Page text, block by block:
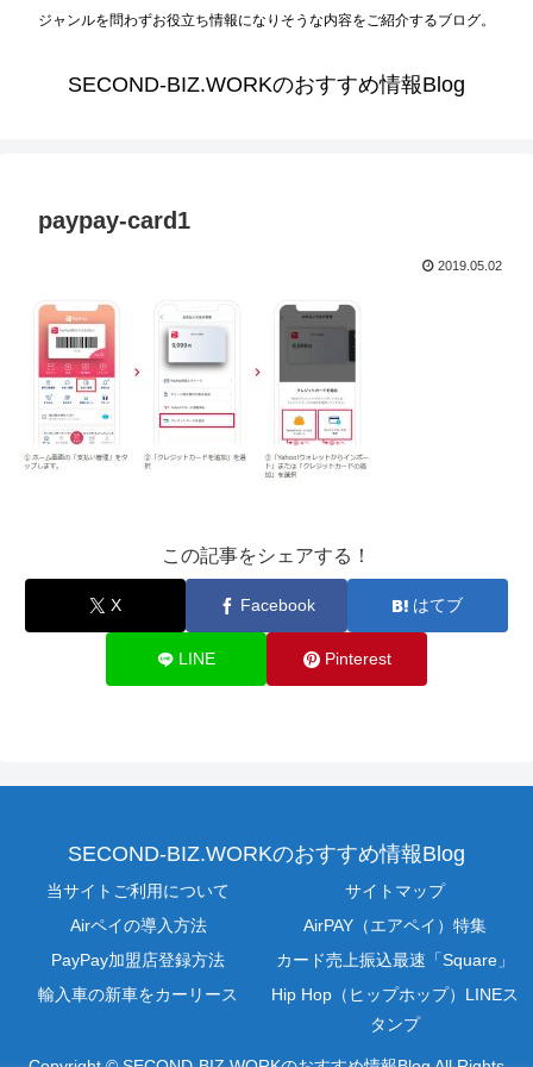
ジャンルを問わずお役立ち情報になりそうな内容をご紹介するブログ。
SECOND-BIZ.WORKのおすすめ情報Blog
paypay-card1
2019.05.02
この記事をシェアする！
X Facebook はてブ
LINE Pinterest
SECOND-BIZ.WORKのおすすめ情報Blog
当サイトご利用について
サイトマップ
Airペイの導入方法
AirPAY（エアペイ）特集
PayPay加盟店登録方法
カード売上振込最速「Square」
輸入車の新車をカーリース
Hip Hop（ヒップホップ）LINEス
タンプ